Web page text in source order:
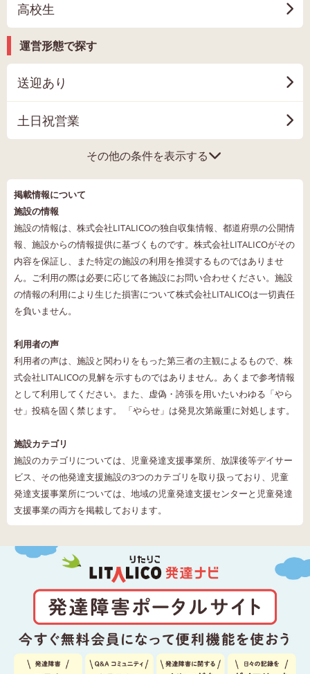
高校生
運営形態で探す
送迎あり
土日祝営業
その他の条件を表示する
掲載情報について
施設の情報
施設の情報は、株式会社LITALICOの独自収集情報、都道府県の公開情
報、施設からの情報提供に基づくものです。株式会社LITALICOがその
内容を保証し、また特定の施設の利用を推奨するものではありませ
ん。ご利用の際は必要に応じて各施設にお問い合わせください。施設
の情報の利用により生じた損害について株式会社LITALICOは一切責任
を負いません。
利用者の声
利用者の声は、施設と関わりをもった第三者の主観によるもので、株
式会社LITALICOの見解を示すものではありません。あくまで参考情報
として利用してください。また、虚偽・誇張を用いたいわゆる「やら
せ」投稿を固く禁じます。 「やらせ」は発見次第厳重に対処します。
施設カテゴリ
施設のカテゴリについては、児童発達支援事業所、放課後等デイサー
ビス、その他発達支援施設の3つのカテゴリを取り扱っており、児童
発達支援事業所については、地域の児童発達支援センターと児童発達
支援事業の両方を掲載しております。